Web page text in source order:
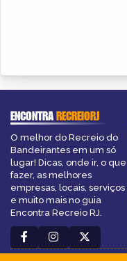
ENCONTRARECREIORJ
O melhor do Recreio do
Bandeirantes em um só
lugar! Dicas, onde ir, o que
fazer, as melhores
empresas, locais, serviços
e muito mais no guia
Encontra Recreio RJ.